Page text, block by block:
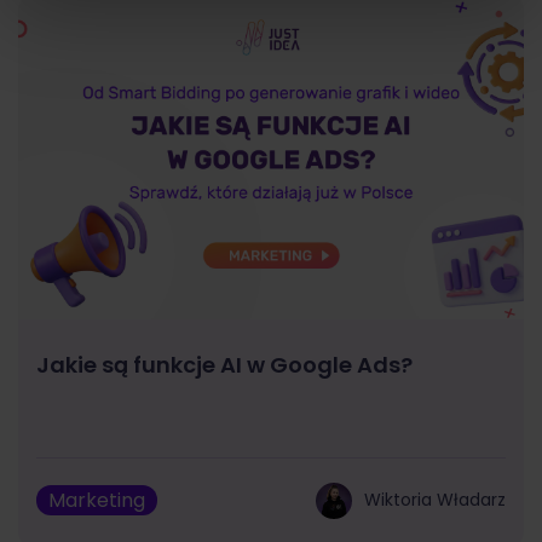
Jakie są funkcje AI w Google Ads?
Marketing Wiktoria Władarz